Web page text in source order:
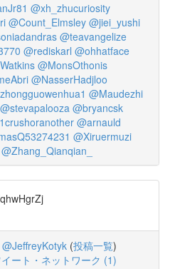
@xh_zhucuriosity
@Count_Elmsley @jiei_yushi
@teavangelize
@rediskarl @ohhatface
@MonsOthonis
@NasserHadjloo
@Maudezhi
@stevapalooza @bryancsk
@arnauld
@Xiruermuzi
@Zhang_Qianqian_
@JeffreyKotyk (投稿一覧)
イート・ネットワーク (1)